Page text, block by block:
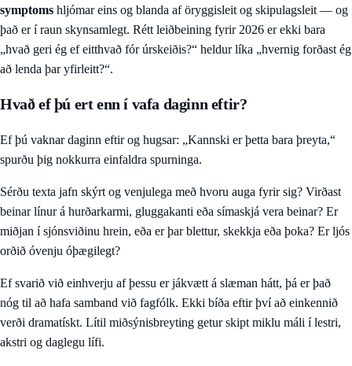
symptoms hljómar eins og blanda af öryggisleit og skipulagsleit — og
það er í raun skynsamlegt. Rétt leiðbeining fyrir 2026 er ekki bara
„hvað geri ég ef eitthvað fór úrskeiðis?“ heldur líka „hvernig forðast ég
að lenda þar yfirleitt?“.
Hvað ef þú ert enn í vafa daginn eftir?
Ef þú vaknar daginn eftir og hugsar: „Kannski er þetta bara þreyta,“
spurðu þig nokkurra einfaldra spurninga.
Sérðu texta jafn skýrt og venjulega með hvoru auga fyrir sig? Virðast
beinar línur á hurðarkarmi, gluggakanti eða símaskjá vera beinar? Er
miðjan í sjónsviðinu hrein, eða er þar blettur, skekkja eða þoka? Er ljós
orðið óvenju óþægilegt?
Ef svarið við einhverju af þessu er jákvætt á slæman hátt, þá er það
nóg til að hafa samband við fagfólk. Ekki bíða eftir því að einkennið
verði dramatískt. Lítil miðsýnisbreyting getur skipt miklu máli í lestri,
akstri og daglegu lífi.